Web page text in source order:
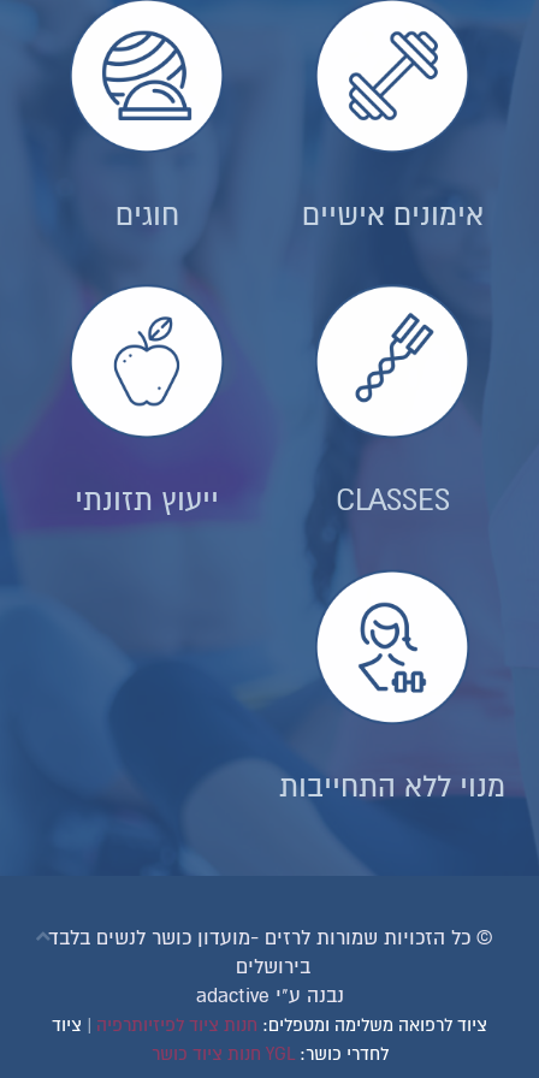
אימונים אישיים חוגים
CLASSES ייעוץ תזונתי
מנוי ללא התחייבות
© כל הזכויות שמורות לרזים -מועדון כושר לנשים בלבד
בירושלים
נבנה ע"י adactive
ציוד לרפואה משלימה ומטפלים: חנות ציוד לפיזיותרפיה | ציוד
לחדרי כושר: YGL חנות ציוד כושר